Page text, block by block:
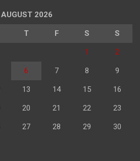
AUGUST 2026
T F S S
1 2
6 7 8 9
13 14 15 16
20 21 22 23
27 28 29 30